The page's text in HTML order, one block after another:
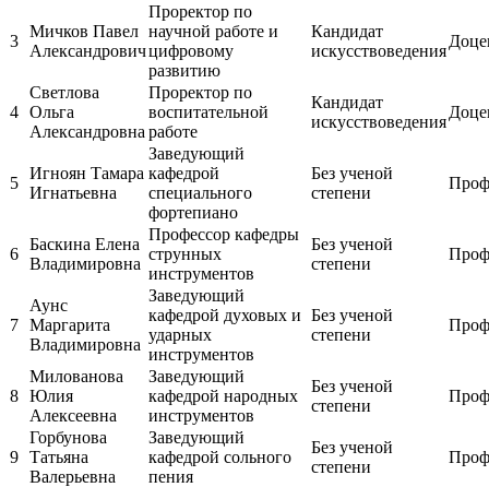
3
Мичков Павел
Александрович
Проректор по
научной работе и
цифровому
развитию
Кандидат
искусствоведения
4
Светлова
Ольга
Александровна
Проректор по
воспитательной
работе
Кандидат
искусствоведения
5
Игноян Тамара
Игнатьевна
Заведующий
кафедрой
специального
фортепиано
Без ученой
степени
6
Баскина Елена
Владимировна
Профессор кафедры
струнных
инструментов
Без ученой
степени
7
Аунс
Маргарита
Владимировна
Заведующий
кафедрой духовых и
ударных
инструментов
Без ученой
степени
8
Милованова
Юлия
Алексеевна
Заведующий
кафедрой народных
инструментов
Без ученой
степени
9
Горбунова
Татьяна
Валерьевна
Заведующий
кафедрой сольного
пения
Без ученой
степени